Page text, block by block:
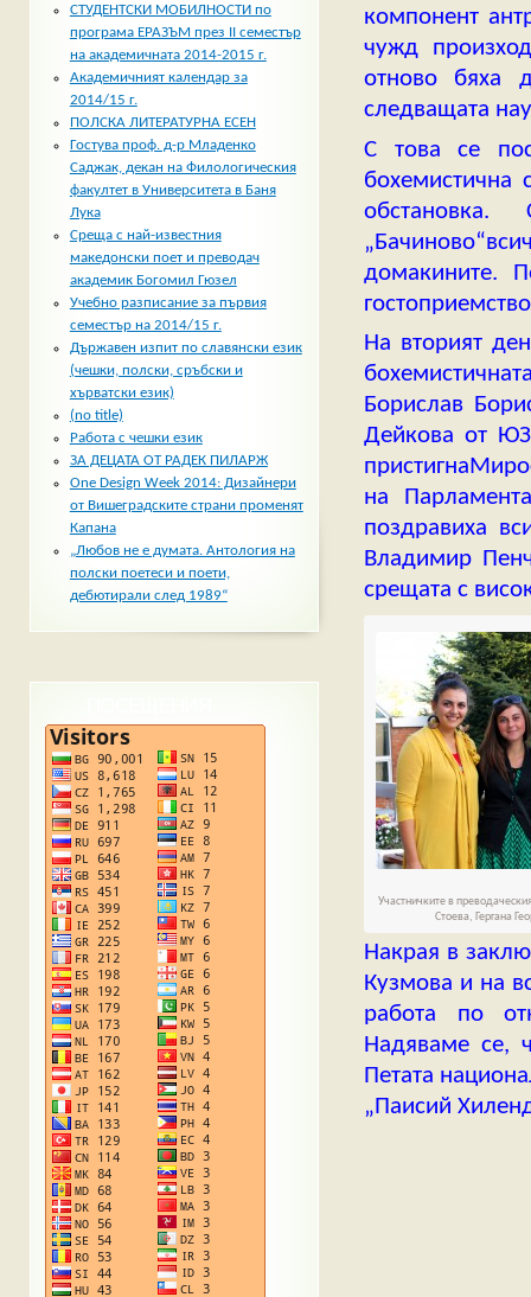
компонент
чужд
отново бяха
следващата
С това се
бохемистична
обстановка.
домакините.
На вторият
Борислав
Дейкова от
на
поздравиха
Владимир
срещата с
Участничките в
Стоева, Гергана
Накрая в
Кузмова и на
работа по
Надяваме се,
Петата
„Паисий
СТУДЕНТСКИ МОБИЛНОСТИ по
програма ЕРАЗЪМ през II семестър
на академичната 2014-2015 г.
Академичният календар за
2014/15 г.
ПОЛСКА ЛИТЕРАТУРНА ЕСЕН
Гостува проф. д-р Младенко
Саджак, декан на Филологическия
факултет в Университета в Баня
Лука
Среща с най-известния
македонски поет и преводач
академик Богомил Гюзел
Учебно разписание за първия
семестър на 2014/15 г.
Държавен изпит по славянски език
(чешки, полски, сръбски и
хърватски език)
(no title)
Работа с чешки език
ЗА ДЕЦАТА ОТ РАДЕК ПИЛАРЖ
One Design Week 2014: Дизайнери
от Вишеградските страни променят
Капана
„Любов не е думата. Антология на
полски поетеси и поети,
дебютирали след 1989“